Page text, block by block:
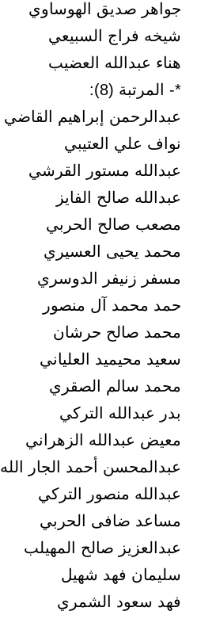
جواهر صديق الهوساوي
شيخه فراج السبيعي
هناء عبدالله العضيب
*- المرتبة (8):
عبدالرحمن إبراهيم القاضي
نواف علي العتيبي
عبدالله مستور القرشي
عبدالله صالح الفايز
مصعب صالح الحربي
محمد يحيى العسيري
مسفر زنيفر الدوسري
حمد محمد آل منصور
محمد صالح حرشان
سعيد محيميد العلياني
محمد سالم الصقري
بدر عبدالله التركي
معيض عبدالله الزهراني
عبدالمحسن أحمد الجار الله
عبدالله منصور التركي
مساعد ضافى الحربي
عبدالعزيز صالح المهيلب
سليمان فهد شهيل
فهد سعود الشمري